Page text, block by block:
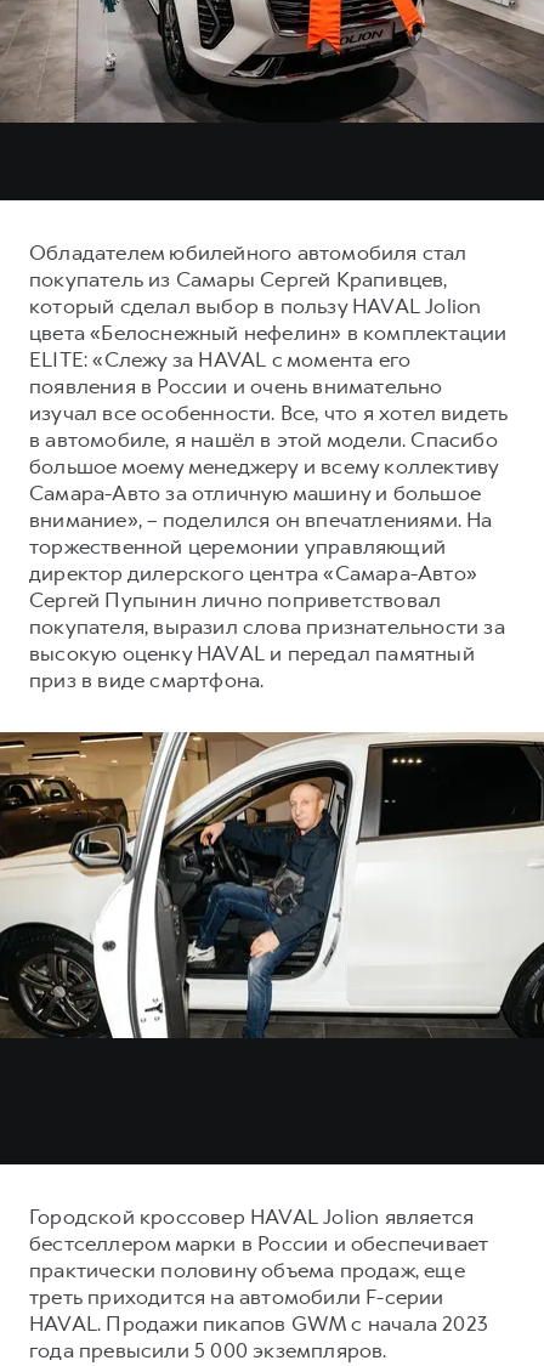
DARGO
от 3 199 000 ₽
DARGO X
от 3 499 000 ₽
от 2 899 000 ₽
F7X
от 3 599 000 ₽
от 3 449 000 ₽
Тест-драйв
Трейд-ин
Кредитный калькулятор
Кредит
КОРПОРАТИВНЫМ КЛИЕНТАМ
Для малого бизнеса
Корпоративным клиентам
Крупным корпоративным клиентам
Система управления автопарком
Сервис для корпоративных клиентов
HAVAL Лизинг
АКСЕССУАРЫ HAVAL
Коллекция CITY
Коллекция Базовая
Коллекция Детская
СЕРВИСНОЕ ОБСЛУЖИВАНИЕ
Нулевое ТО
Программа «Помощь на дороге»
Электронный ПТС
ПОДДЕРЖКА
GWM Безопасность
Гарантия HAVAL
Мобильное приложение GWM
Программа «HAVAL Защита+»
Руководства по эксплуатации
Подписки
АКСЕССУАРЫ HAVAL
Автомобильные аксессуары
Коллекция CITY
Коллекция Детская
О дилере
Наша команда
Контакты
Обладателем юбилейного автомобиля стал
покупатель из Самары Сергей Крапивцев,
который сделал выбор в пользу HAVAL Jolion
цвета «Белоснежный нефелин» в комплектации
ELITE: «Слежу за HAVAL с момента его
появления в России и очень внимательно
изучал все особенности. Все, что я хотел видеть
в автомобиле, я нашёл в этой модели. Спасибо
большое моему менеджеру и всему коллективу
Самара-Авто за отличную машину и большое
внимание», – поделился он впечатлениями. На
торжественной церемонии управляющий
директор дилерского центра «Самара-Авто»
Сергей Пупынин лично поприветствовал
покупателя, выразил слова признательности за
высокую оценку HAVAL и передал памятный
приз в виде смартфона.
Городской кроссовер HAVAL Jolion является
бестселлером марки в России и обеспечивает
практически половину объема продаж, еще
треть приходится на автомобили F-серии
HAVAL. Продажи пикапов GWM с начала 2023
года превысили 5 000 экземпляров.